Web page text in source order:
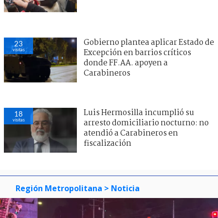
23
visitas
Gobierno plantea aplicar Estado de
Excepción en barrios críticos
donde FF.AA. apoyen a
Carabineros
18
visitas
Luis Hermosilla incumplió su
arresto domiciliario nocturno: no
atendió a Carabineros en
fiscalización
Región Metropolitana > Noticia